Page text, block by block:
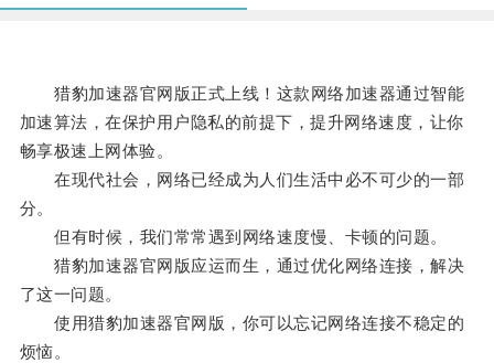
猎豹加速器官网版正式上线！这款网络加速器通过智能
加速算法，在保护用户隐私的前提下，提升网络速度，让你
畅享极速上网体验。
在现代社会，网络已经成为人们生活中必不可少的一部
分。
但有时候，我们常常遇到网络速度慢、卡顿的问题。
猎豹加速器官网版应运而生，通过优化网络连接，解决
了这一问题。
使用猎豹加速器官网版，你可以忘记网络连接不稳定的
烦恼。